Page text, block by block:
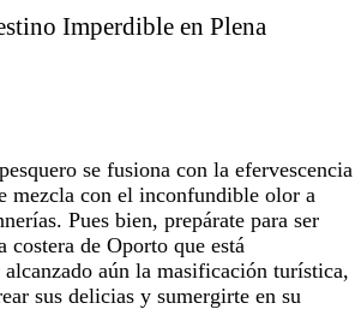
Imperdible en Plena
se fusiona con la efervescencia
mezcla con el inconfundible olor a
Pues bien, prepárate para ser
costera de Oporto que está
aún la masificación turística,
sus delicias y sumergirte en su